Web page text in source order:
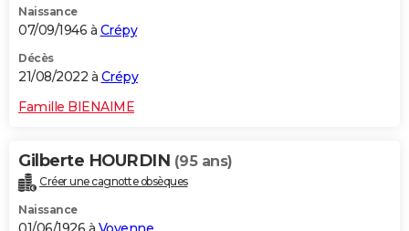
Naissance
07/09/1946 à Crépy
Décès
21/08/2022 à Crépy
Famille BIENAIME
Gilberte HOURDIN (95 ans)
Créer une cagnotte obsèques
Naissance